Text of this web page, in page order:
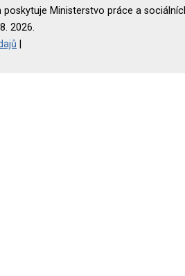
Ministerstvo práce a
2026.